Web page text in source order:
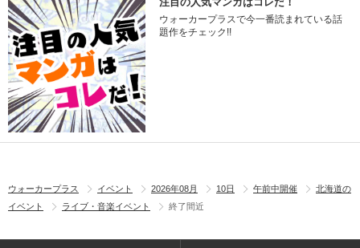
ウォーカープラスで今一番読まれている話
題作をチェック!!
ウォーカープラス イベント 2026年08月 10日 午前中開催
北海道の
イベント
ライブ・音楽イベント 終了間近